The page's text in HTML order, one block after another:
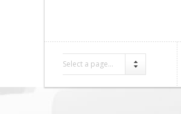
Select a page...